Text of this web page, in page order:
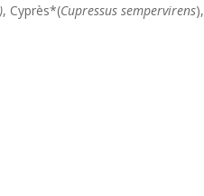
, Cyprès*(Cupressus sempervirens),